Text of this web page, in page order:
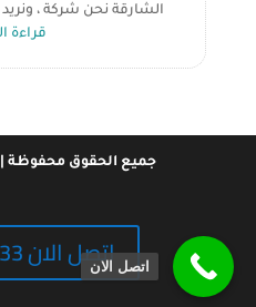
الشارقة نحن شركة ،
قراءة
جميع الحقوق محفوظة
اتصل الان 0507260833اتصل الان